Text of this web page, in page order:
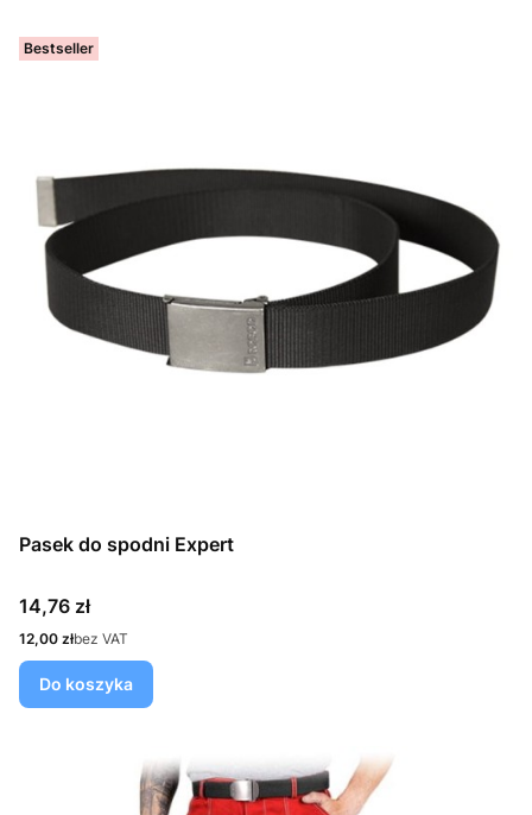
Bestseller
Pasek do spodni Expert
Cena
14,76 zł
Cena
12,00 złbez VAT
Do koszyka